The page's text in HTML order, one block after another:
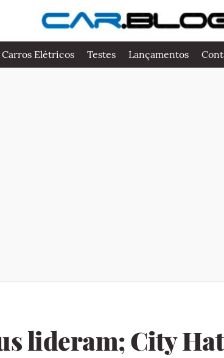
Carros Elétricos Testes Lançamentos
lideram; City